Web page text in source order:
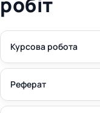
Курсова робота
Реферат